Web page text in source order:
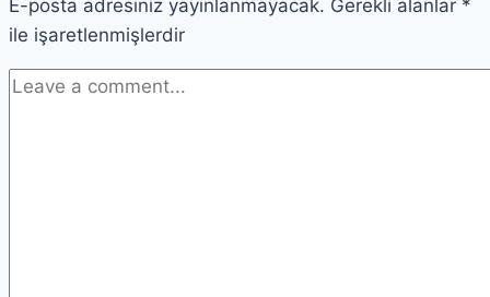
Yorum
E-posta adresiniz yayınlanmayacak. Gerekli alanlar *
ile işaretlenmişlerdir